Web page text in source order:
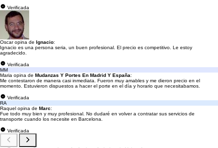
Verificada
Oscar opina de Ignacio:
Ignacio es una persona seria, un buen profesional. El precio es competitivo. Le estoy
agradecido.
Verificada
MM
Maria opina de Mudanzas Y Portes En Madrid Y España:
Me contestaron de manera casi inmediata. Fueron muy amables y me dieron precio en el
momento. Estuvieron dispuestos a hacer el porte en el día y horario que necesitabamos.
Verificada
RA
Raquel opina de Marc:
Fue todo muy bien y muy profesional. No dudaré en volver a contratar sus servicios de
transporte cuando los necesite en Barcelona.
Verificada